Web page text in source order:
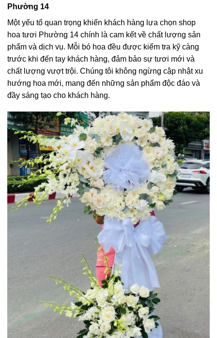
Phường 14
Một yếu tố quan trọng khiến khách hàng lựa chọn shop
hoa tươi Phường 14 chính là cam kết về chất lượng sản
phẩm và dịch vụ. Mỗi bó hoa đều được kiểm tra kỹ càng
trước khi đến tay khách hàng, đảm bảo sự tươi mới và
chất lượng vượt trội. Chúng tôi không ngừng cập nhật xu
hướng hoa mới, mang đến những sản phẩm độc đáo và
đầy sáng tạo cho khách hàng.